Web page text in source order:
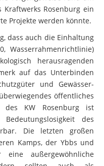
Rosenburg ein
Projekte werden könnte.
dass auch die Einhaltung
Wasserrahmenrichtlinie)
herausragenden
auf das Unterbinden
und Gewässer-
öffentliches
des KW Rosenburg ist
des
Die letzten großen
Kamps, der Ybbs und
außergewöhnliche